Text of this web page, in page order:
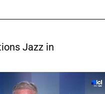
Jazz in